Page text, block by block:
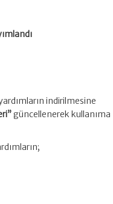
indirilmesine
güncellenerek kullanıma